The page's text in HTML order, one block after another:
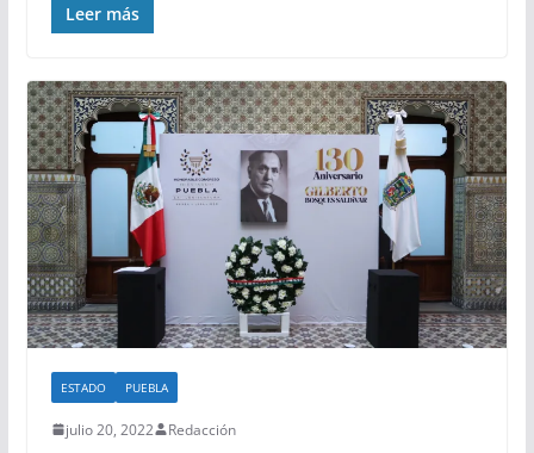
Leer más
ESTADO PUEBLA
julio 20, 2022 Redacción